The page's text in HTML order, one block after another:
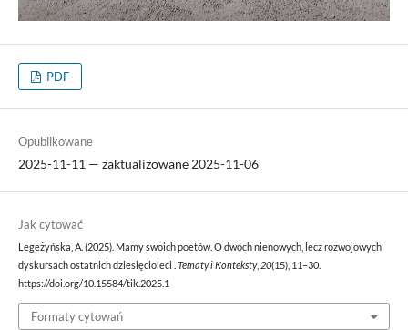
PDF
Opublikowane
2025-11-11 — zaktualizowane 2025-11-06
Jak cytować
Legeżyńska, A. (2025). Mamy swoich poetów. O dwóch nienowych, lecz rozwojowych
dyskursach ostatnich dziesięcioleci . Tematy i Konteksty, 20(15), 11–30.
https://doi.org/10.15584/tik.2025.1
Formaty cytowań